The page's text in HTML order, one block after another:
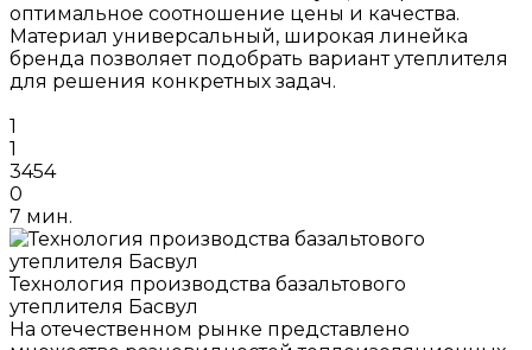
оптимальное соотношение цены и качества.
Материал универсальный, широкая линейка
бренда позволяет подобрать вариант утеплителя
для решения конкретных задач.
1
1
3454
0
7 мин.
Технология производства базальтового
утеплителя Басвул
На отечественном рынке представлено